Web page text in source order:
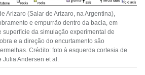
Arizaro (Salar de Arizaro, na Argentina),
e empurrão dentro da bacia, em
superfície da simulação experimental de
e a direção do encurtamento são
Crédito: foto à esquerda cortesia de
Julia Andersen et al.